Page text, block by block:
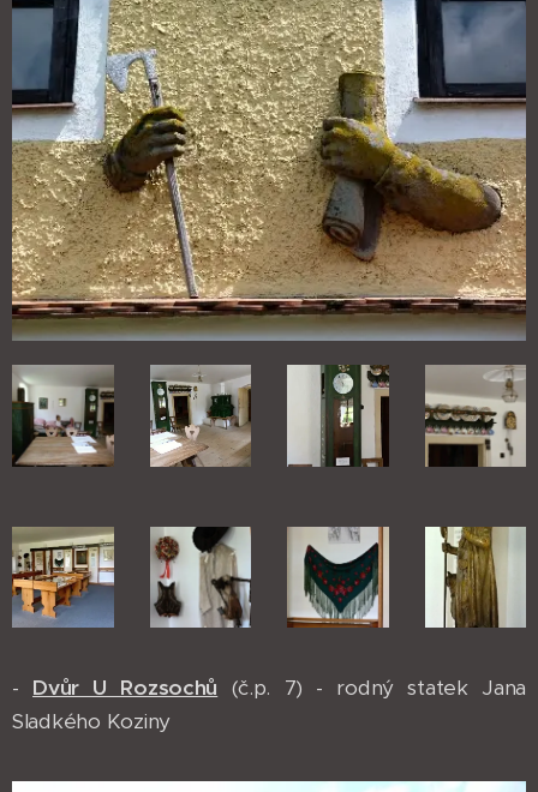
- Dvůr U Rozsochů (č.p. 7) - rodný statek Jana
Sladkého Koziny